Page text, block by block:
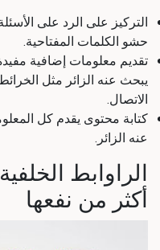
التركيز على الرد على
حشو الكلمات المفتاحية.
تقديم معلومات إضافية
يبحث عنه الزائر مثل
الاتصال.
كتابة محتوى يقدم كل
عنه الزائر.
أكثر من نفعها